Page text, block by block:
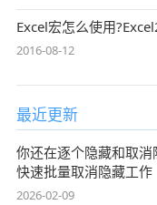
Excel宏怎么使用
2016-08-12
最近更新
你还在逐个隐藏和取消
快速批量取消隐藏工作
2026-02-09